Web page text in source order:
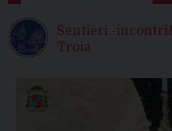
Sentieri -
Troia